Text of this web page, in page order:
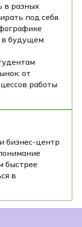
в разных
под себя.
в будущем.
от
работы
бизнес-центр
быстрее
в